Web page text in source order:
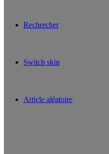
Rechercher
Switch skin
Article aléatoire